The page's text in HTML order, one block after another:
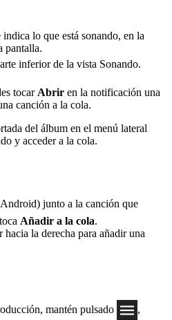
indica lo que está sonando, en la
pantalla.
inferior de la vista Sonando.
tocar Abrir en la notificación una
canción a la cola.
del álbum en el menú lateral
y acceder a la cola.
junto a la canción que
Añadir a la cola.
hacia la derecha para añadir una
mantén pulsado
,